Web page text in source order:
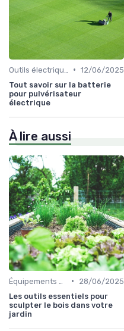
• 12/06/2025
Tout savoir sur la batterie
pour pulvérisateur
électrique
À lire aussi
•
28/06/2025
Les outils essentiels pour
sculpter le bois dans votre
jardin